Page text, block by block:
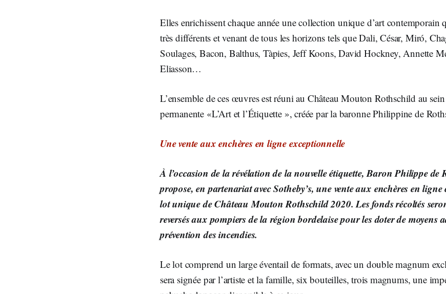
Elles enrichissent chaque année une collection unique d’art contemporain
très différents et venant de tous les horizons tels que Dali, César, Miró,
Soulages, Bacon, Balthus, Tàpies, Jeff Koons, David Hockney, Annette
Eliasson…
L’ensemble de ces œuvres est réuni au Château Mouton Rothschild au
permanente «L’Art et l’Étiquette », créée par la baronne Philippine de
Une vente aux enchères en ligne exceptionnelle
À l’occasion de la révélation de la nouvelle étiquette, Baron Philippe de
propose, en partenariat avec Sotheby’s, une vente aux enchères en
lot unique de Château Mouton Rothschild 2020. Les fonds récoltés
reversés aux pompiers de la région bordelaise pour les doter de moyens
prévention des incendies.
Le lot comprend un large éventail de formats, avec un double magnum
sera signée par l’artiste et la famille, six bouteilles, trois magnums, une